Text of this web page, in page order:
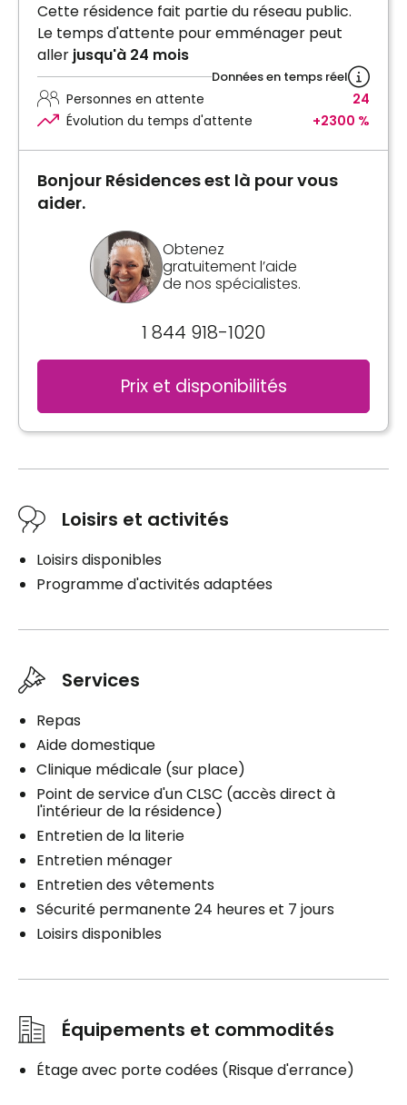
Cette résidence fait partie du réseau public.
Le temps d'attente pour emménager peut
aller jusqu'à 24 mois
Données en temps réel
Personnes en attente
24
Évolution du temps d'attente
+2300 %
Bonjour Résidences est là pour vous
aider.
Obtenez
gratuitement l’aide
de nos spécialistes.
1 844 918-1020
Prix et disponibilités
Loisirs et activités
Loisirs disponibles
Programme d'activités adaptées
Services
Repas
Aide domestique
Clinique médicale (sur place)
Point de service d'un CLSC (accès direct à
l'intérieur de la résidence)
Entretien de la literie
Entretien ménager
Entretien des vêtements
Sécurité permanente 24 heures et 7 jours
Loisirs disponibles
Équipements et commodités
Étage avec porte codées (Risque d'errance)